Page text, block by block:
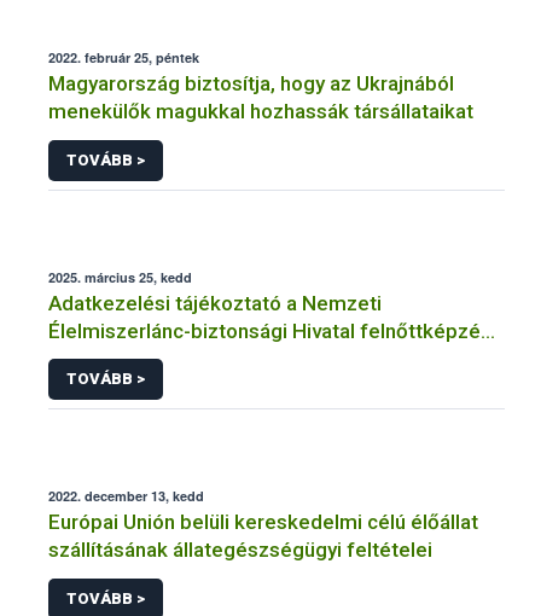
2022. február 25, péntek
Magyarország biztosítja, hogy az Ukrajnából
menekülők magukkal hozhassák társállataikat
TOVÁBB >
2025. március 25, kedd
Adatkezelési tájékoztató a Nemzeti
Élelmiszerlánc-biztonsági Hivatal felnőttképzési
tevékenységéhez kapcsolódó adatkezeléséhez
TOVÁBB >
2022. december 13, kedd
Európai Unión belüli kereskedelmi célú élőállat
szállításának állategészségügyi feltételei
TOVÁBB >